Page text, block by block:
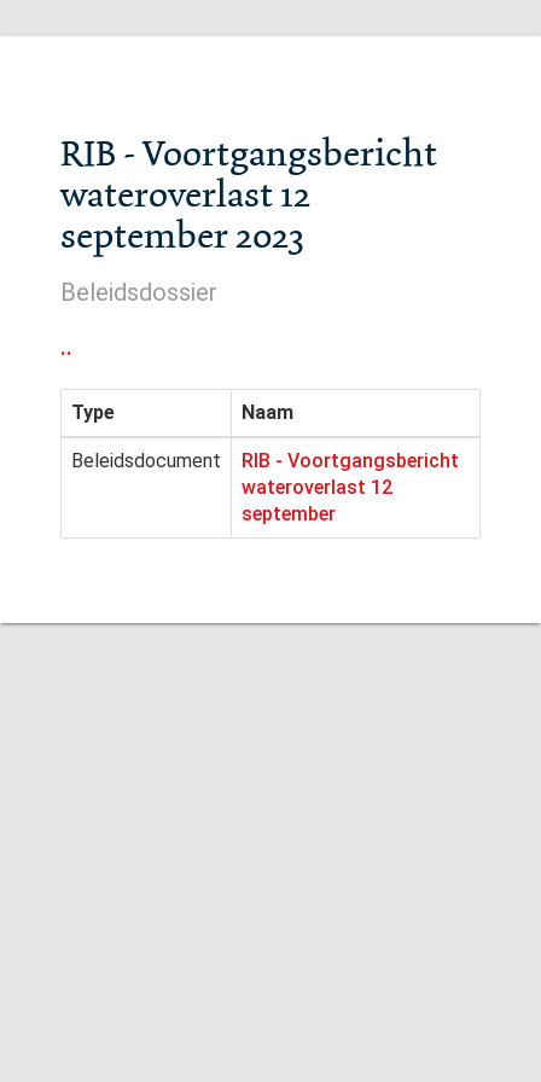
RIB - Voortgangsbericht
wateroverlast 12
september 2023
Beleidsdossier
..
Type Naam
Beleidsdocument
RIB - Voortgangsbericht
wateroverlast 12
september